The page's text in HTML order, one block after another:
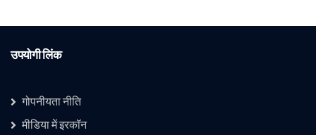
उपयोगी लिंक
गोपनीयता नीति
मीडिया में इरकॉन